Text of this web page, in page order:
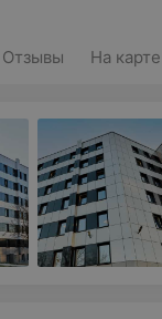
Отзывы На карте